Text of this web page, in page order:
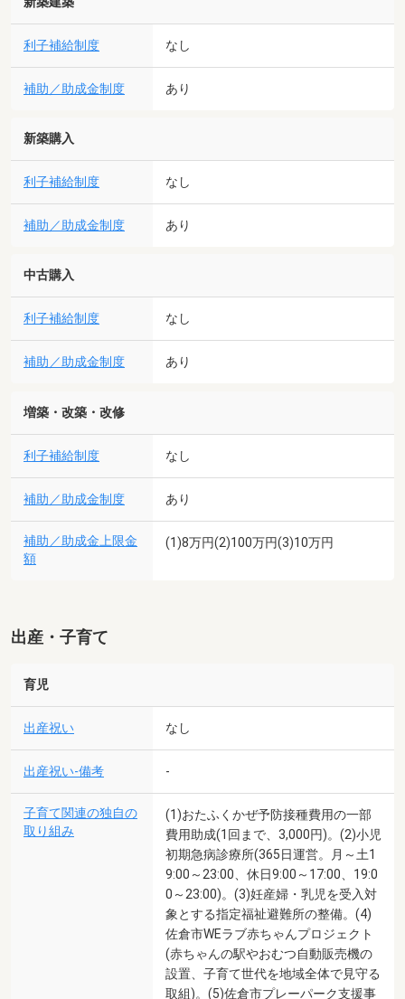
利子補給制度 なし
補助／助成金制度 あり
新築購入
利子補給制度 なし
補助／助成金制度 あり
中古購入
利子補給制度 なし
補助／助成金制度 あり
増築・改築・改修
利子補給制度 なし
補助／助成金制度 あり
補助／助成金上限金
額
(1)8万円(2)100万円(3)10万円
出産・子育て
育児
出産祝い なし
出産祝い-備考 -
子育て関連の独自の
取り組み
(1)おたふくかぜ予防接種費用の一部
費用助成(1回まで、3,000円)。(2)小児
初期急病診療所(365日運営。月～土1
9:00～23:00、休日9:00～17:00、19:0
0～23:00)。(3)妊産婦・乳児を受入対
象とする指定福祉避難所の整備。(4)
佐倉市WEラブ赤ちゃんプロジェクト
(赤ちゃんの駅やおむつ自動販売機の
設置、子育て世代を地域全体で見守る
取組)。(5)佐倉市プレーパーク支援事